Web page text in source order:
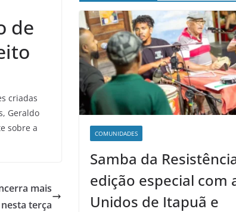
de
criadas
Geraldo
sobre a
mais
terça
COMUNIDADES
Samba da
edição especial com
Unidos de Itapuã e